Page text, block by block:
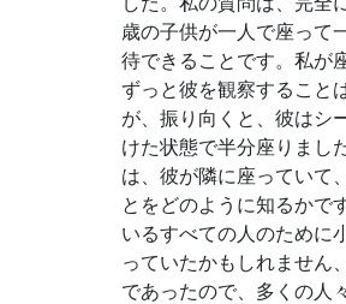
歳の子供が一人で座って
待できることです。私が
ずっと彼を観察すること
が、振り向くと、彼はシ
けた状態で半分座りまし
は、彼が隣に座っていて
とをどのように知るかで
いるすべての人のために
っていたかもしれません
であったので、多くの人